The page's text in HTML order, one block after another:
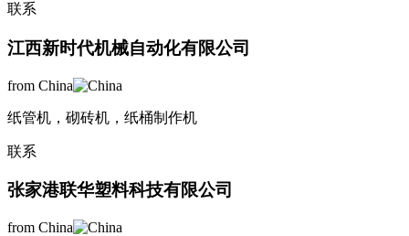
联系
江西新时代机械自动化有限公司
from China
纸管机，砌砖机，纸桶制作机
联系
张家港联华塑料科技有限公司
from China